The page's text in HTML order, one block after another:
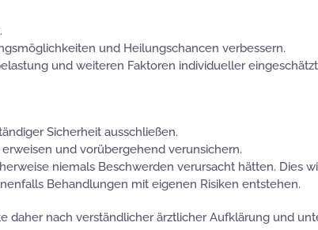
und Heilungschancen verbessern.
und weiteren Faktoren individueller
Sicherheit ausschließen.
und vorübergehend verunsichern.
niemals Beschwerden verursacht hätten. Dies
Behandlungen mit eigenen Risiken entstehen.
nach verständlicher ärztlicher Aufklärung und